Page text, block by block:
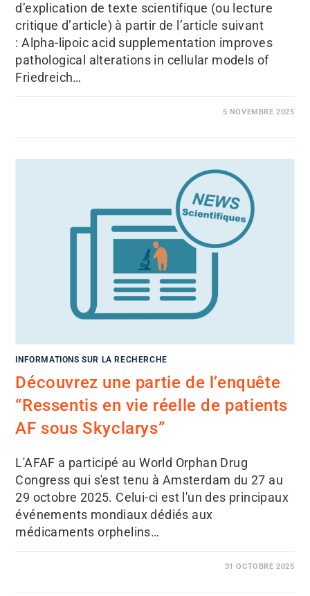
d’explication de texte scientifique (ou lecture
critique d’article) à partir de l’article suivant
: Alpha-lipoic acid supplementation improves
pathological alterations in cellular models of
Friedreich…
5 NOVEMBRE 2025
INFORMATIONS SUR LA RECHERCHE
Découvrez une partie de l’enquête
“Ressentis en vie réelle de patients
AF sous Skyclarys”
L'AFAF a participé au World Orphan Drug
Congress qui s'est tenu à Amsterdam du 27 au
29 octobre 2025. Celui-ci est l'un des principaux
événements mondiaux dédiés aux
médicaments orphelins…
31 OCTOBRE 2025